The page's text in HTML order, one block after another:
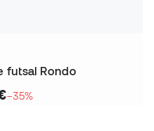
futsal Rondo
−35%